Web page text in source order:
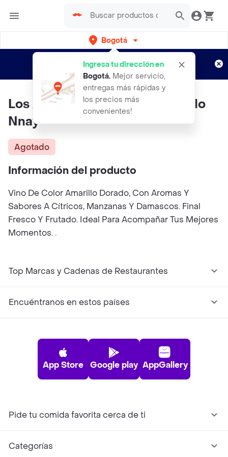
Bogotá
Ingresa tu dirección en
Bogotá. Mejor servicio,
entregas más rápidas y
los precios más
convenientes!
envíos gratis por semanas
Aplican TyC
Los Arboles Vino Blanco Ch Ardo
Nnay
Agotado
Información del producto
Vino De Color Amarillo Dorado, Con Aromas Y
Sabores A Cítricos, Manzanas Y Damascos. Final
Fresco Y Frutado. Ideal Para Acompañar Tus Mejores
Momentos. .
Top Marcas y Cadenas de Restaurantes
Encuéntranos en estos países
App Store Google play AppGallery
Pide tu comida favorita cerca de ti
Categorías